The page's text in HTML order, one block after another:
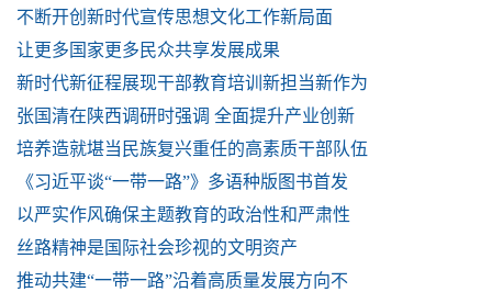
不断开创新时代宣传思想文化工作新局面
让更多国家更多民众共享发展成果
新时代新征程展现干部教育培训新担当新作为
张国清在陕西调研时强调 全面提升产业创新
培养造就堪当民族复兴重任的高素质干部队伍
《习近平谈“一带一路”》多语种版图书首发
以严实作风确保主题教育的政治性和严肃性
丝路精神是国际社会珍视的文明资产
推动共建“一带一路”沿着高质量发展方向不